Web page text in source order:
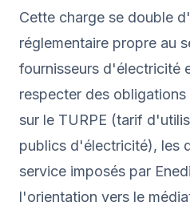
Cette charge se double
réglementaire propre au
fournisseurs d'électricité
respecter des
sur le TURPE (tarif
publics d'électricité), les
service imposés par
l'orientation vers le